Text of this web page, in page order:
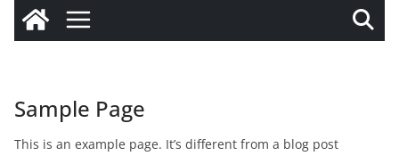
คุณภาพจากทั่วไทย วันนี้ – 8 สิงหาคมนี้ ณ ลานคนเมือง
ททท. ประกาศความสำเร็จ Village to the World Season
5 ผนึก 9 พันธมิตร ขับเคลื่อน ESG Tourism สืบสานพระ
Sample Page
This is an example page. It’s different from a blog post